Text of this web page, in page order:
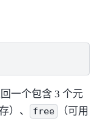
一个包含 3 个元
）、 free
（可用